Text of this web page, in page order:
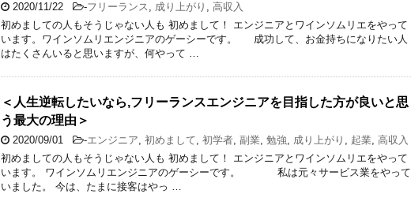
2020/11/22 -フリーランス , 成り上がり , 高収入
初めましての人もそうじゃない人も 初めまして！ エンジニアとワインソムリエをやって
います。ワインソムリエンジニアのゲーシーです。 成功して、お金持ちになりたい人
はたくさんいると思いますが、何やって …
＜人生逆転したいなら,フリーランスエンジニアを目指した方が良いと思
う最大の理由＞
2020/09/01 -エンジニア, 初めまして, 初学者, 副業, 勉強, 成り上がり , 起業, 高収入
初めましての人もそうじゃない人も 初めまして！ エンジニアとワインソムリエをやって
います。 ワインソムリエンジニアのゲーシーです。 私は元々サービス業をやって
いました。 今は、たまに接客はやっ …